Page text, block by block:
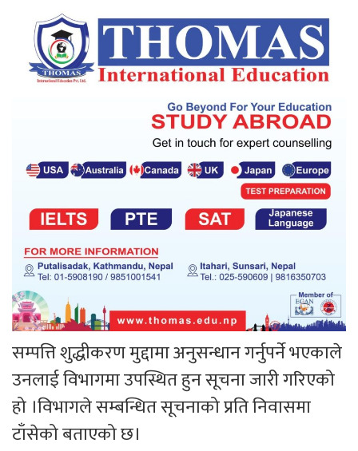
सम्पत्ति शुद्धीकरण मुद्दामा अनुसन्धान गर्नुपर्ने भएकाले
उनलाई विभागमा उपस्थित हुन सूचना जारी गरिएको
हो ।विभागले सम्बन्धित सूचनाको प्रति निवासमा
टाँसेको बताएको छ।